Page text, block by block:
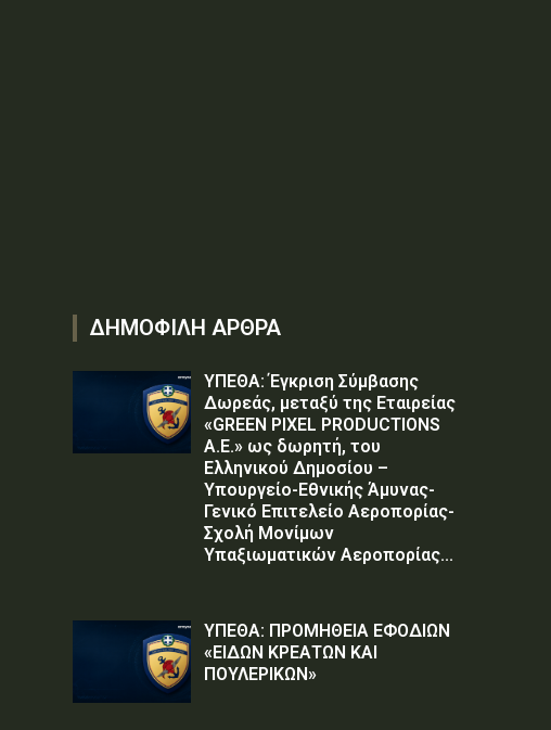
ΔΗΜΟΦΙΛΗ ΑΡΘΡΑ
ΥΠΕΘΑ: Έγκριση Σύμβασης
Δωρεάς, μεταξύ της Εταιρείας
«GREEN PIXEL PRODUCTIONS
Α.Ε.» ως δωρητή, του
Ελληνικού Δημοσίου –
Υπουργείο-Εθνικής Άμυνας-
Γενικό Επιτελείο Αεροπορίας-
Σχολή Μονίμων
Υπαξιωματικών Αεροπορίας...
ΥΠΕΘΑ: ΠΡΟΜΗΘΕΙΑ ΕΦΟΔΙΩΝ
«ΕΙΔΩΝ ΚΡΕΑΤΩΝ ΚΑΙ
ΠΟΥΛΕΡΙΚΩΝ»